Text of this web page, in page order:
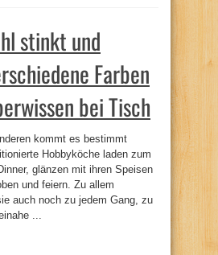
stinkt und
Farben
bei Tisch
kommt es bestimmt
Hobbyköche laden zum
glänzen mit ihren Speisen
und feiern. Zu allem
auch noch zu jedem Gang, zu
...